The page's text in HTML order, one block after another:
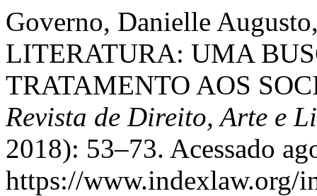
Governo, Danielle
LITERATURA: UMA
TRATAMENTO AOS
Revista de Direito, Arte e
2018): 53–73. Acessado
https://www.indexlaw.org/